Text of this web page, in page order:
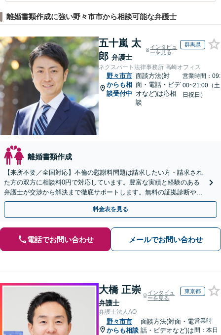
離婚書類作成に強い野々市市から相談可能な弁護士
五十嵐 太
郎 弁護士
インタビュ
ーを見る
群馬県
ネクスパート法律事務所 高崎オフィス
野々市市
からも相
談受付中
面談方法(対
面・電話・ビデ
オなど)は応相
談
営業時間：09:
00~21:00（土
日祝日）
離婚書類作成
【来所不要／全国対応】不倫の慰謝料問題は請求したい方・請求され
た方の双方に相談料0円で対応しています。豊富な実績と経験のある
弁護士が交渉から解決まで徹底サポートします。無料の証拠診断や着
手金の返還保証もありますので安心してご相談ください。
料金表を見る
電話でお問い合わせ メールでお問い合わせ
大橋 正崇
弁護士
インタビュ
ーを見る
東京都
弁護士法人AO
野々市市
からも相談
面談方法(対面・電
話・ビデオなど)は
営業時
間：本日